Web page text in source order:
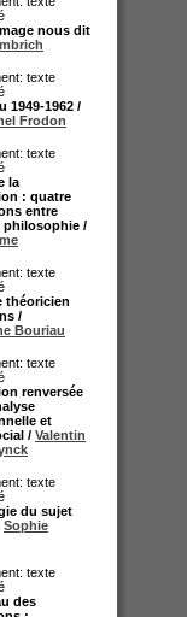
nous dit
1949-1962 /
Frodon
la
: quatre
entre
philosophie /
théoricien
/
Bouriau
renversée
et
/ Valentin
du sujet
Sophie
des